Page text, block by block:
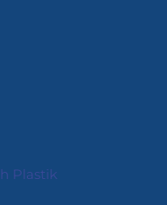
Plastik